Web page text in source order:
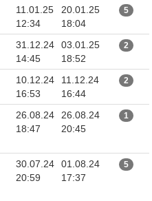
11.01.25
12:34
20.01.25
18:04
5
31.12.24
14:45
03.01.25
18:52
2
10.12.24
16:53
11.12.24
16:44
2
26.08.24
18:47
26.08.24
20:45
1
30.07.24
20:59
01.08.24
17:37
5